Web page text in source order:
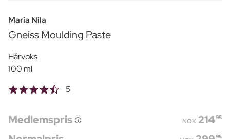
Maria Nila
Gneiss Moulding Paste
Hårvoks
100 ml
5
Medlemspris NOK 21495
95